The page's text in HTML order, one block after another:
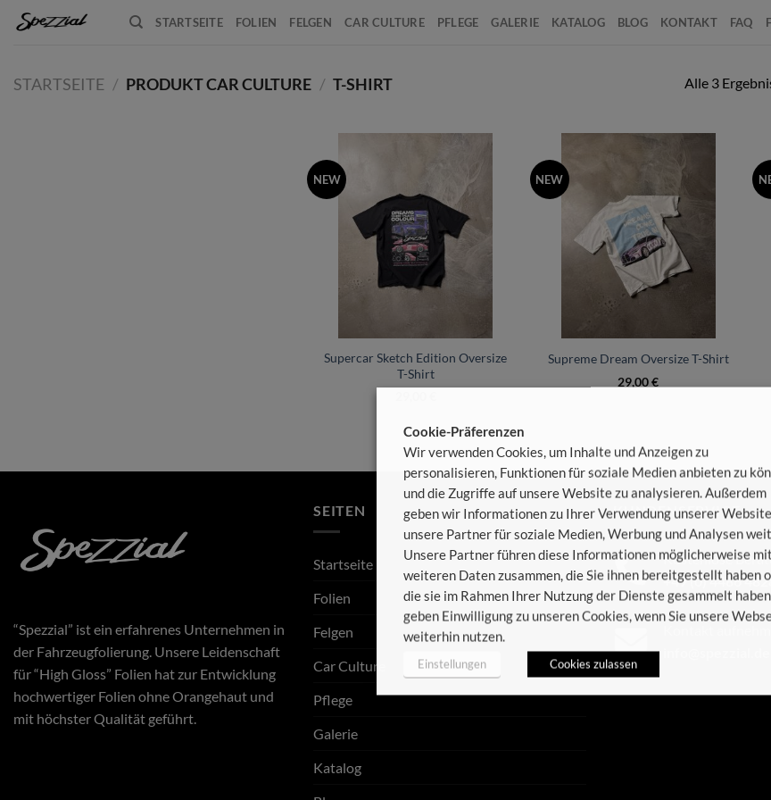
Zum
Inhalt
STARTSEITE FOLIEN FELGEN CAR CULTURE PFLEGE GALERIE KATALOG BLOG KONTAKT FAQ
STARTSEITE / PRODUKT CAR CULTURE / T-SHIRT Alle 3
NEW
Supercar Sketch Edition Oversize
T-Shirt
NEW
Supreme Dream Oversize T-Shirt
29,00€
“Spezzial” ist ein erfahrenes Unternehmen in
der Fahrzeugfolierung. Unsere Leidenschaft
für “High Gloss” Folien hat zur Entwicklung
hochwertiger Folien ohne Orangehaut und
mit höchster Qualität geführt.
SEITEN
Startseite
Folien
Felgen
Car Culture
Pflege
Galerie
Katalog
KUNDENSERVICE
Kostenlose
+49 (0) 4486
Cookie-Präferenzen
Wir verwenden Cookies, um Inhalte und Anzeigen zu
personalisieren, Funktionen für soziale Medien anbieten zu
und die Zugriffe auf unsere Website zu analysieren. Außerdem
geben wir Informationen zu Ihrer Verwendung unserer
unsere Partner für soziale Medien, Werbung und Analysen
Unsere Partner führen diese Informationen möglicherweise mit
weiteren Daten zusammen, die Sie ihnen bereitgestellt haben
die sie im Rahmen Ihrer Nutzung der Dienste gesammelt
geben Einwilligung zu unseren Cookies, wenn Sie unsere
weiterhin nutzen.
Einstellungen Cookies zulassen